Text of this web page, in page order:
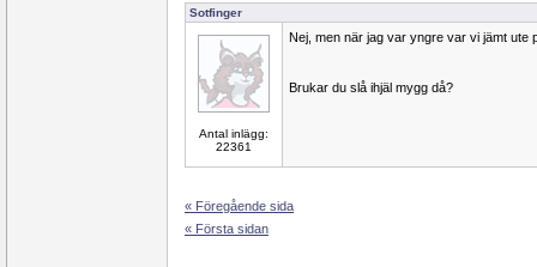
Sotfinger
Antal inlägg:
22361
Nej, men när jag var yngre var vi jämt ute
Brukar du slå ihjäl mygg då?
« Föregående sida
« Första sidan